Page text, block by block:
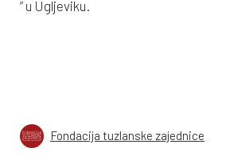
” u Ugljeviku.
Fondacija tuzlanske zajednice